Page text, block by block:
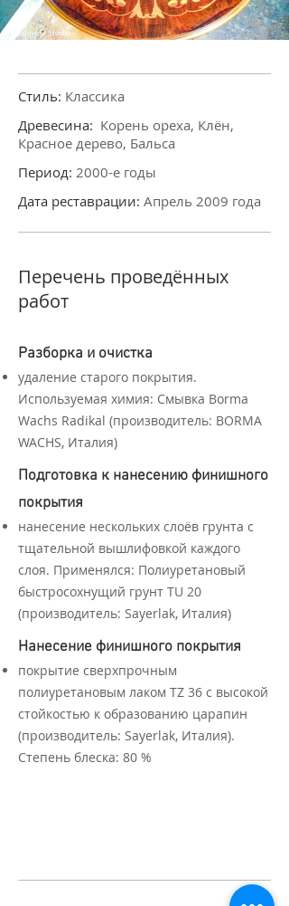
Стиль: Классика
Древесина: Корень ореха, Клён,
Красное дерево, Бальса
Период: 2000-е годы
Дата реставрации: Апрель 2009 года
Перечень проведённых
работ
Разборка и очистка
удаление старого покрытия.
Используемая химия: Смывка Borma
Wachs Radikal (производитель: BORMA
WACHS, Италия)
Подготовка к нанесению финишного
покрытия
нанесение нескольких слоёв грунта с
тщательной вышлифовкой каждого
слоя. Применялся: Полиуретановый
быстросохнущий грунт TU 20
(производитель: Sayerlak, Италия)
Нанесение финишного покрытия
покрытие сверхпрочным
полиуретановым лаком ТZ 36 с высокой
стойкостью к образованию царапин
(производитель: Sayerlak, Италия).
Степень блеска: 80 %